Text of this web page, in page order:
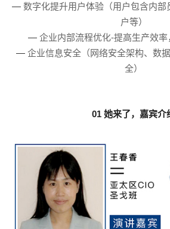
— 数字化提升用户体验（用户包含内部
户等）
— 企业内部流程优化-提高生产效
— 企业信息安全（网络安全架构、数
全）
01 她来了，嘉宾介